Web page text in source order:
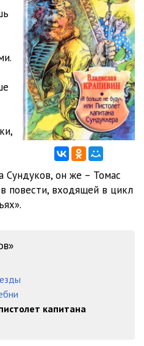
05:12
05:25
05:06
05:09
05:03
05:14
05:04
Сундуков, он же – Томас
повести, входящей в цикл
капитана